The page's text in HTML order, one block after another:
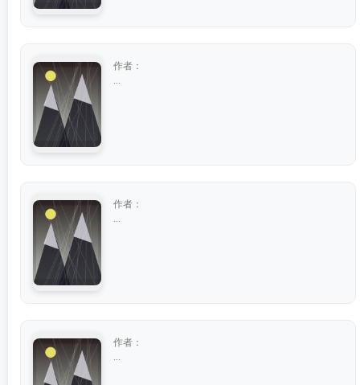
作者：
作者：
作者：